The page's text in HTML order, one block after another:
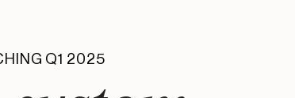
Q1 2025